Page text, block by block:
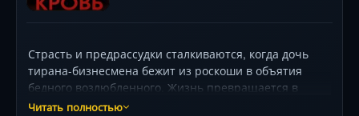
Страсть и предрассудки сталкиваются, когда дочь
тирана-бизнесмена бежит из роскоши в объятия
бедного возлюбленного. Жизнь превращается в
кошмар: искусно срежиссированная измена
Читать полностью